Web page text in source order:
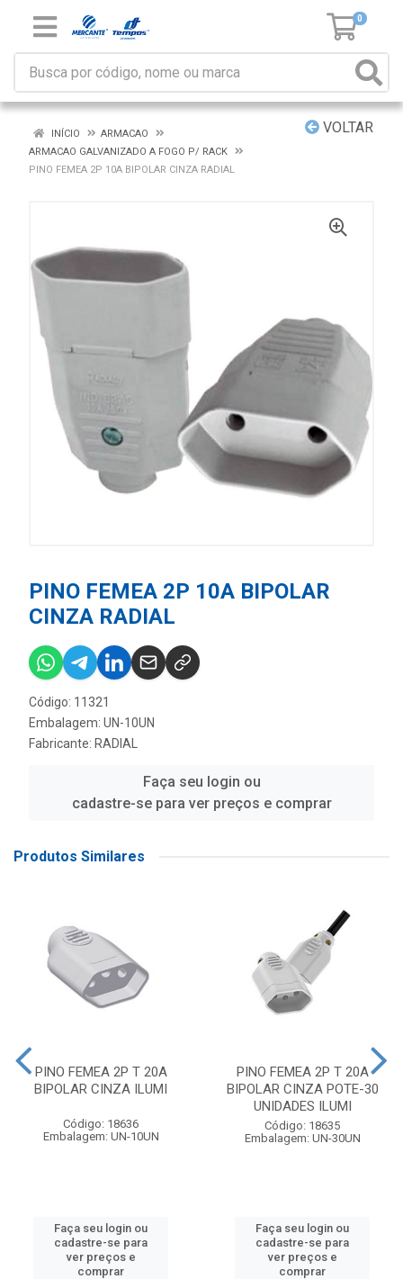
0
VOLTAR
INÍCIO
ARMACAO
ARMACAO GALVANIZADO A FOGO P/ RACK
PINO FEMEA 2P 10A BIPOLAR CINZA RADIAL
PINO FEMEA 2P 10A BIPOLAR
CINZA RADIAL
Código: 11321
Embalagem: UN-10UN
Fabricante: RADIAL
Faça seu login ou
cadastre-se para ver preços e comprar
Produtos Similares
PINO FEMEA 2P T 20A
BIPOLAR CINZA ILUMI
Código: 18636
Embalagem: UN-10UN
Faça seu login ou
cadastre-se para
ver preços e
comprar
PINO FEMEA 2P T 20A
BIPOLAR CINZA POTE-30
UNIDADES ILUMI
Código: 18635
Embalagem: UN-30UN
Faça seu login ou
cadastre-se para
ver preços e
comprar